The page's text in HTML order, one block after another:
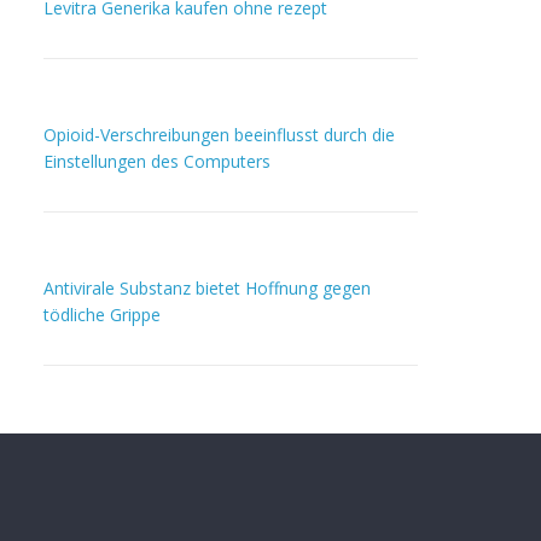
Levitra Generika kaufen ohne rezept
Opioid-Verschreibungen beeinflusst durch die
Einstellungen des Computers
Antivirale Substanz bietet Hoffnung gegen
tödliche Grippe